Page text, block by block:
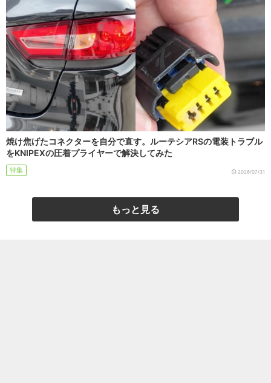
焼け焦げたコネクターを自分で直す。ルーテシアRSの電装トラブル
をKNIPEXの圧着プライヤーで解決してみた
特集 2026/07/31
もっと見る